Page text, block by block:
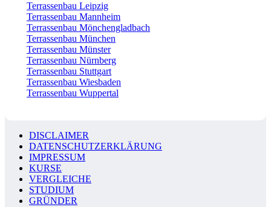
Terrassenbau Leipzig
Terrassenbau Mannheim
Terrassenbau Mönchengladbach
Terrassenbau München
Terrassenbau Münster
Terrassenbau Nürnberg
Terrassenbau Stuttgart
Terrassenbau Wiesbaden
Terrassenbau Wuppertal
DISCLAIMER
DATENSCHUTZERKLÄRUNG
IMPRESSUM
KURSE
VERGLEICHE
STUDIUM
GRÜNDER